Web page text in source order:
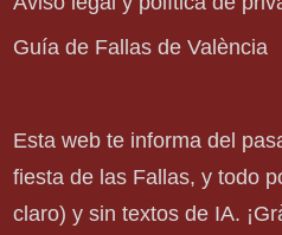
Guía de Fallas de València
Esta web te informa del
fiesta de las Fallas, y todo
claro) y sin textos de IA.